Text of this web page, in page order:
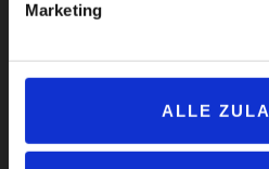
Marketing
ALLE
Produktsicherheit
Suchen
medialog GmbH & Co. KG
Am Bollgraben 1